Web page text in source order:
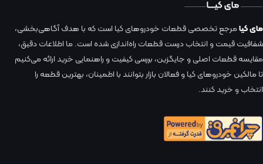
مای کیامرجع تخصصی قطعات خودروهای کیا است که با هدف آگاهی‌بخشی،
شفافیت قیمت و انتخاب درست قطعات راه‌اندازی شده است. ما اطلاعات دقیق،
مقایسه قطعات اصلی و جایگزین، بررسی کیفیت و راهنمایی خرید ارائه می‌کنیم
تا مالکین خودروهای کیا و فعالان بازار بتوانند با اطمینان، بهترین قطعه را
انتخاب و خرید کنند.